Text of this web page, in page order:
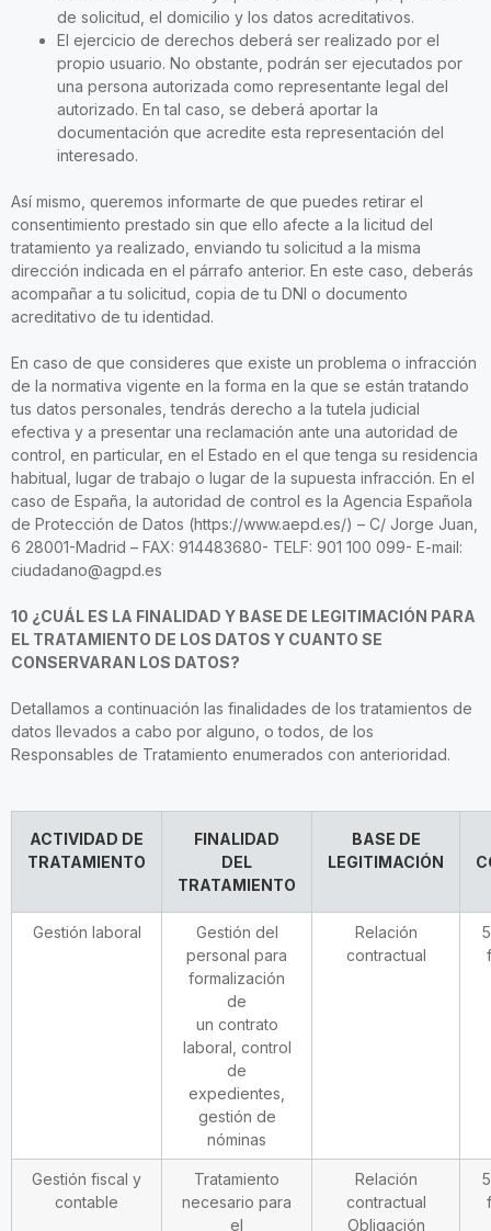
de solicitud, el domicilio y los datos acreditativos.
El ejercicio de derechos deberá ser realizado por el
propio usuario. No obstante, podrán ser ejecutados por
una persona autorizada como representante legal del
autorizado. En tal caso, se deberá aportar la
documentación que acredite esta representación del
interesado.
Así mismo, queremos informarte de que puedes retirar el
consentimiento prestado sin que ello afecte a la licitud del
tratamiento ya realizado, enviando tu solicitud a la misma
dirección indicada en el párrafo anterior. En este caso, deberás
acompañar a tu solicitud, copia de tu DNI o documento
acreditativo de tu identidad.
En caso de que consideres que existe un problema o infracción
de la normativa vigente en la forma en la que se están tratando
tus datos personales, tendrás derecho a la tutela judicial
efectiva y a presentar una reclamación ante una autoridad de
control, en particular, en el Estado en el que tenga su residencia
habitual, lugar de trabajo o lugar de la supuesta infracción. En el
caso de España, la autoridad de control es la Agencia Española
de Protección de Datos (https://www.aepd.es/) – C/ Jorge Juan,
6 28001-Madrid – FAX: 914483680- TELF: 901 100 099- E-mail:
ciudadano@agpd.es
10 ¿CUÁL ES LA FINALIDAD Y BASE DE LEGITIMACIÓN PARA
EL TRATAMIENTO DE LOS DATOS Y CUANTO SE
CONSERVARAN LOS DATOS?
Detallamos a continuación las finalidades de los tratamientos de
datos llevados a cabo por alguno, o todos, de los
Responsables de Tratamiento enumerados con anterioridad.
ACTIVIDAD DE
TRATAMIENTO
FINALIDAD
DEL
TRATAMIENTO
BASE DE
LEGITIMACIÓN
Gestión laboral
Gestión del
personal para
formalización
de
un contrato
laboral, control
de
expedientes,
gestión de
nóminas
Relación
contractual
Gestión fiscal y
contable
Tratamiento
necesario para
el
Relación
contractual
Obligación